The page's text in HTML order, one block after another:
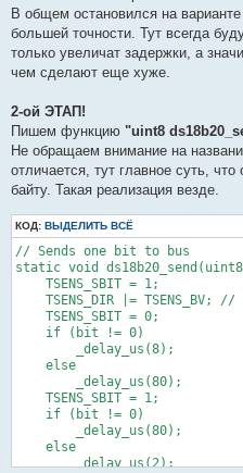
В общем остановился на
большей точности. Тут всегда
только увеличат задержки, а
чем сделают еще хуже.
2-ой ЭТАП!
Пишем функцию "uint8
Не обращаем внимание на
отличается, тут главное суть,
байту. Такая реализация везде.
КОД: ВЫДЕЛИТЬ ВСЁ
// Sends one bit to bus
static void
    TSENS_SBIT = 1;
TSENS_DIR |= TSENS_BV; //
    TSENS_SBIT = 0;
    if (bit != 0)
        _delay_us(8);
    else
        _delay_us(80);
    TSENS_SBIT = 1;
    if (bit != 0)
        _delay_us(80);
    else
        _delay_us(2);